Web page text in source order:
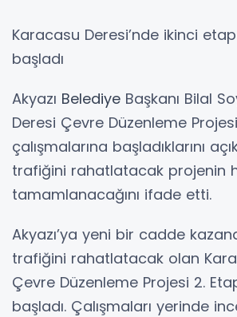
Karacasu Deresi’nde ikinci etap
başladı
Akyazı Belediye Başkanı Bilal
Deresi Çevre Düzenleme
çalışmalarına başladıklarını
trafiğini rahatlatacak projenin
tamamlanacağını ifade etti.
Akyazı’ya yeni bir cadde
trafiğini rahatlatacak olan
Çevre Düzenleme Projesi 2.
başladı. Çalışmaları yerinde